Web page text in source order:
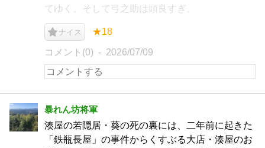
てゆく。そして弓之助は頭良すぎ。
ナイス ★18
コメント(0) 2026/07/09
暴れん坊将軍
湊屋の若隠居・葵の死の裏には、二年前に起きた
「鉄瓶長屋」の事件からくすぶる大店・湊屋のお